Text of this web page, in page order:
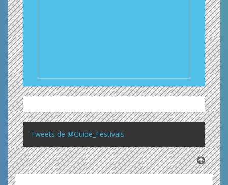
Tweets de @Guide_Festivals